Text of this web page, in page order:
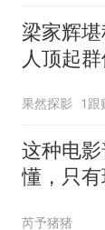
梁家辉
人顶起
果然探影 1跟
这种电
懂，只
芮予猪猪